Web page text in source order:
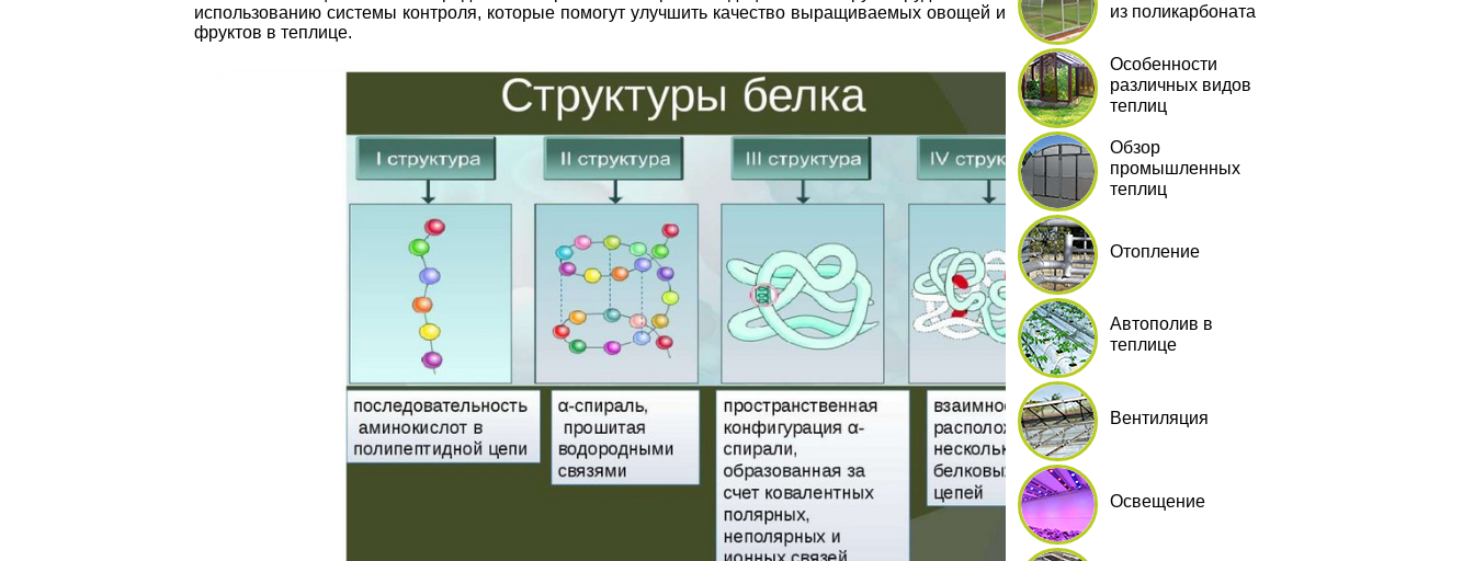
использованию системы контроля, которые помогут улучшить качество выращиваемых овощей и
фруктов в теплице.
из поликарбоната
Особенности
различных видов
теплиц
Обзор
промышленных
теплиц
Отопление
Автополив в
теплице
Вентиляция
Освещение